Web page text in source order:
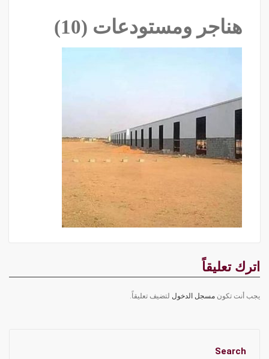
هناجر ومستودعات (10)
اترك تعليقاً
يجب أنت تكون مسجل الدخول لتضيف تعليقاً.
Search